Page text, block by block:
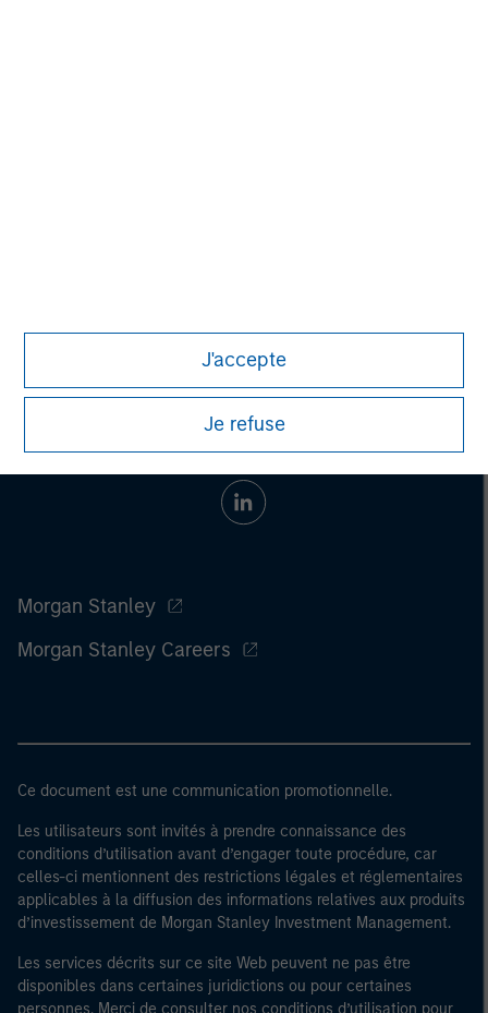
J'accepte
Je refuse
Morgan Stanley
Morgan Stanley Careers
Ce document est une communication promotionnelle.
Les utilisateurs sont invités à prendre connaissance des
conditions d’utilisation avant d’engager toute procédure, car
celles-ci mentionnent des restrictions légales et réglementaires
applicables à la diffusion des informations relatives aux produits
d’investissement de Morgan Stanley Investment Management.
Les services décrits sur ce site Web peuvent ne pas être
disponibles dans certaines juridictions ou pour certaines
personnes. Merci de consulter nos conditions d’utilisation pour